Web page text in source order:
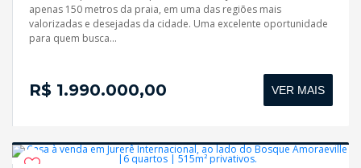
apenas 150 metros da praia, em uma das regiões mais
valorizadas e desejadas da cidade. Uma excelente oportunidade
para quem busca...
R$ 1.990.000,00 VER MAIS